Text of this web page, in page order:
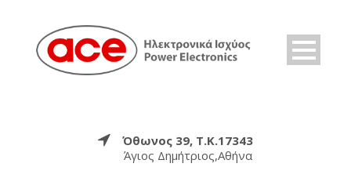
Όθωνος 39, Τ.Κ.17343
Άγιος Δημήτριος,Αθήνα